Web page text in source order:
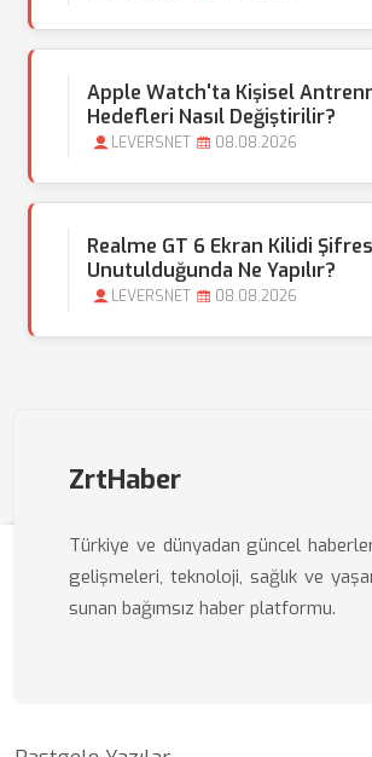
Apple Watch'ta Kişisel
Hedefleri Nasıl Değiştirilir?
LEVERSNET 08.08.2026
Realme GT 6 Ekran Kilidi
Unutulduğunda Ne Yapılır?
LEVERSNET 08.08.2026
ZrtHaber
Türkiye ve dünyadan güncel
gelişmeleri, teknoloji, sağlık ve
sunan bağımsız haber platformu.